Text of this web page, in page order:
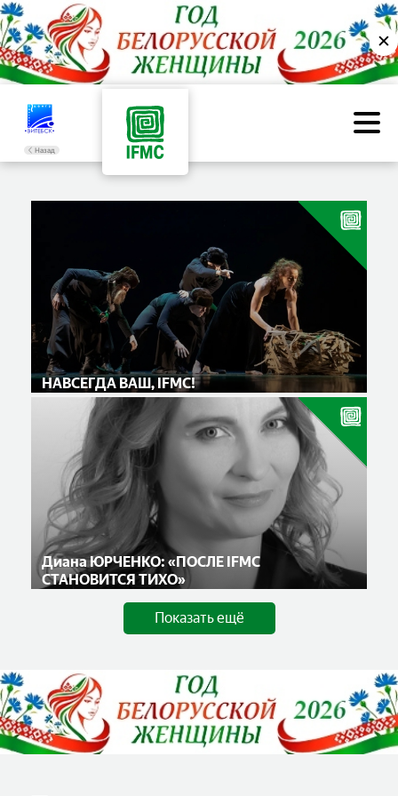
✕
Назад
НАВСЕГДА ВАШ, IFMC!
Диана ЮРЧЕНКО: «ПОСЛЕ IFMC
СТАНОВИТСЯ ТИХО»
Показать ещё